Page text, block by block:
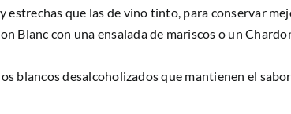
estrechas que las de vino tinto, para conservar
Blanc con una ensalada de mariscos o un
blancos desalcoholizados que mantienen el